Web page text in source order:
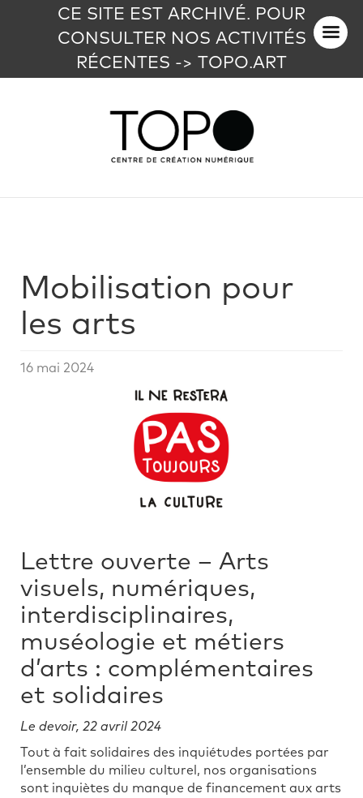
CE SITE EST ARCHIVÉ. POUR
CONSULTER NOS ACTIVITÉS
RÉCENTES -> TOPO.ART
Mobilisation pour
les arts
16 mai 2024
Lettre ouverte – Arts
visuels, numériques,
interdisciplinaires,
muséologie et métiers
d’arts : complémentaires
et solidaires
Le devoir, 22 avril 2024
Tout à fait solidaires des inquiétudes portées par
l’ensemble du milieu culturel, nos organisations
sont inquiètes du manque de financement aux arts